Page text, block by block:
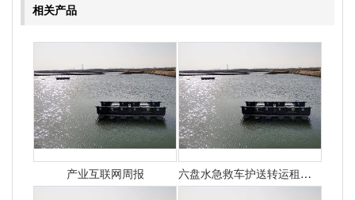
相关产品
产业互联网周报 六盘水急救车护送转运租赁收费价目表-正规救护车出租最新排名一览